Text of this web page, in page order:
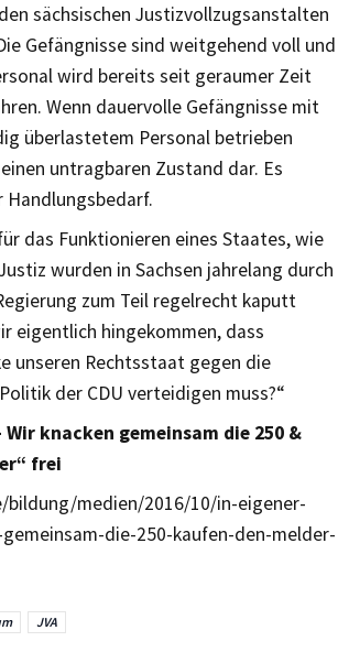
sächsischen Justizvollzugsanstalten
Gefängnisse sind weitgehend voll und
wird bereits seit geraumer Zeit
Wenn dauervolle Gefängnisse mit
überlastetem Personal betrieben
untragbaren Zustand dar. Es
das Funktionieren eines Staates, wie
wurden in Sachsen jahrelang durch
zum Teil regelrecht kaputt
eigentlich hingekommen, dass
unseren Rechtsstaat gegen die
der CDU verteidigen muss?“
Wir knacken gemeinsam die 250 &
frei
medien/2016/10/in-eigener-
die-250-kaufen-den-melder-
JVA